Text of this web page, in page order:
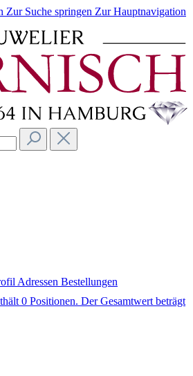
Zur Suche springen Zur Hauptnavigation
Adressen Bestellungen
0 Positionen. Der Gesamtwert beträgt